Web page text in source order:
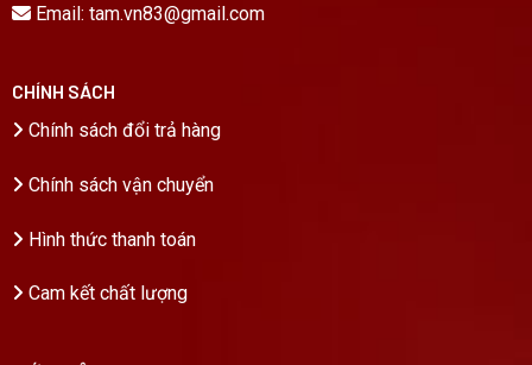
Email: tam.vn83@gmail.com
CHÍNH SÁCH
Chính sách đổi trả hàng
Chính sách vận chuyển
Hình thức thanh toán
Cam kết chất lượng